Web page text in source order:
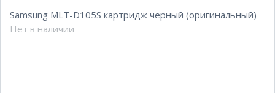
Samsung MLT-D105S картридж черный (оригинальный)
Нет в наличии